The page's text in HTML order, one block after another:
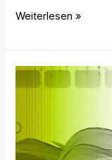
Weiterlesen »
Schon
von
einem